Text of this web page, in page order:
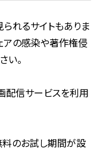
れるサイトもありま
アの感染や著作権侵
い。
配信サービスを利用
料のお試し期間が設